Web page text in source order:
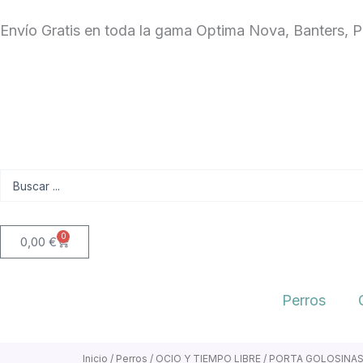
al
Envío Gratis en toda la gama Optima Nova, Banters,
0,00 € 0
Carrito
Perros
Inicio / Perros / OCIO Y TIEMPO LIBRE / PORTA